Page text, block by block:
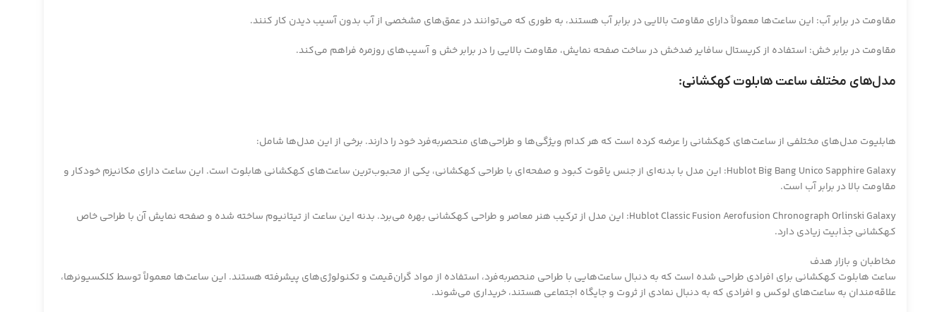
مقاومت در برابر آب: این ساعت‌ها معمولاً دارای مقاومت بالایی در برابر آب هستند، به طوری که می‌توانند در عمق‌های مشخصی از آب بدون آسیب دیدن کار کنند.
مقاومت در برابر خش: استفاده از کریستال سافایر ضدخش در ساخت صفحه نمایش، مقاومت بالایی را در برابر خش و آسیب‌های روزمره فراهم می‌کند.
مدل‌های مختلف ساعت هابلوت کهکشانی:
هابلیوت مدل‌های مختلفی از ساعت‌های کهکشانی را عرضه کرده است که هر کدام ویژگی‌ها و طراحی‌های منحصربه‌فرد خود را دارند. برخی از این مدل‌ها شامل:
Hublot Big Bang Unico Sapphire Galaxy: این مدل با بدنه‌ای از جنس یاقوت کبود و صفحه‌ای با طراحی کهکشانی، یکی از محبوب‌ترین ساعت‌های کهکشانی هابلوت است. این ساعت دارای مکانیزم خودکار و
مقاومت بالا در برابر آب است.
Hublot Classic Fusion Aerofusion Chronograph Orlinski Galaxy: این مدل از ترکیب هنر معاصر و طراحی کهکشانی بهره می‌برد. بدنه این ساعت از تیتانیوم ساخته شده و صفحه نمایش آن با طراحی خاص
کهکشانی جذابیت زیادی دارد.
مخاطبان و بازار هدف
ساعت هابلوت کهکشانی برای افرادی طراحی شده است که به دنبال ساعت‌هایی با طراحی منحصربه‌فرد، استفاده از مواد گران‌قیمت و تکنولوژی‌های پیشرفته هستند. این ساعت‌ها معمولاً توسط کلکسیونرها،
علاقه‌مندان به ساعت‌های لوکس و افرادی که به دنبال نمادی از ثروت و جایگاه اجتماعی هستند، خریداری می‌شوند.